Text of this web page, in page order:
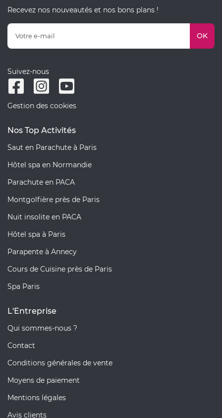
Recevez nos nouveautés et nos bons plans !
OK
Suivez-nous
Gestion des cookies
Nos Top Activités
Saut en Parachute à Paris
Hôtel spa en Normandie
Parachute en PACA
Montgolfière près de Paris
Nuit insolite en PACA
Hôtel spa à Paris
Parapente à Annecy
Cours de Cuisine près de Paris
Spa Paris
L'Entreprise
Qui sommes-nous ?
Contact
Conditions générales de vente
Moyens de paiement
Mentions légales
Avis clients